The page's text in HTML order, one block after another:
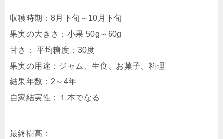
収穫時期：8月下旬～10月下旬
果実の大きさ：小果 50g～60g
甘さ： 平均糖度：30度
果実の用途：ジャム、生食、お菓子、料理
結果年数：2～4年
自家結実性：１本でなる
最終樹高：